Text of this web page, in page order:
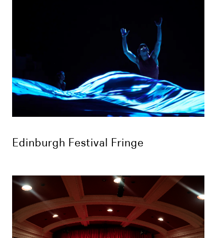
Edinburgh Festival Fringe